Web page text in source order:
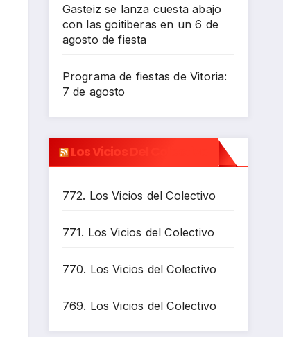
Gasteiz se lanza cuesta abajo
con las goitiberas en un 6 de
agosto de fiesta
Programa de fiestas de Vitoria:
7 de agosto
Los Vicios Del Colectivo
772. Los Vicios del Colectivo
771. Los Vicios del Colectivo
770. Los Vicios del Colectivo
769. Los Vicios del Colectivo